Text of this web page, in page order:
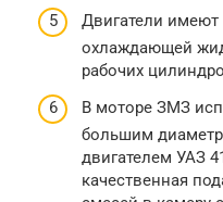
Двигатели имеют
охлаждающей
рабочих
В моторе ЗМЗ
большим
двигателем УАЗ
качественная